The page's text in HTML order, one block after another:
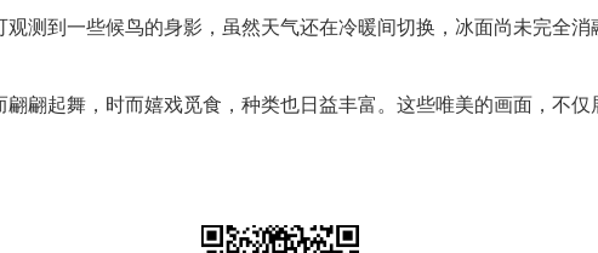
测到一些候鸟的身影，虽然天气还在冷暖间切换，冰面尚未完全
翩起舞，时而嬉戏觅食，种类也日益丰富。这些唯美的画面，不